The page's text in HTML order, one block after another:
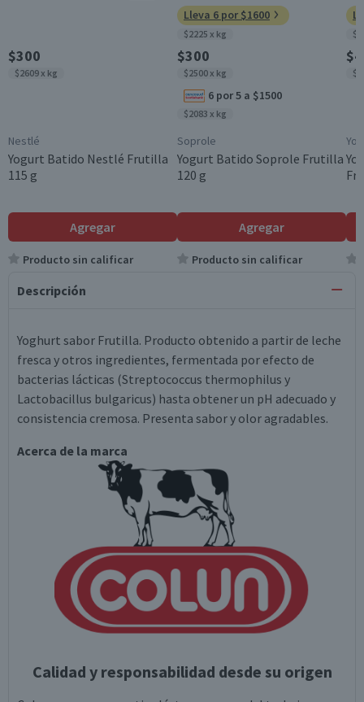
$300
$2609 x kg
Nestlé
Yogurt Batido Nestlé Frutilla
115 g
Agregar
Producto sin calificar
Lleva 6 por $1600
$2225 x kg
$300
$2500 x kg
6 por 5 a $1500
$2083 x kg
Soprole
Yogurt Batido Soprole Frutilla
120 g
Agregar
Producto sin calificar
Descripción
Yoghurt sabor Frutilla. Producto obtenido a partir de leche
fresca y otros ingredientes, fermentada por efecto de
bacterias lácticas (Streptococcus thermophilus y
Lactobacillus bulgaricus) hasta obtener un pH adecuado y
consistencia cremosa. Presenta sabor y olor agradables.
Acerca de la marca
Calidad y responsabilidad desde su origen